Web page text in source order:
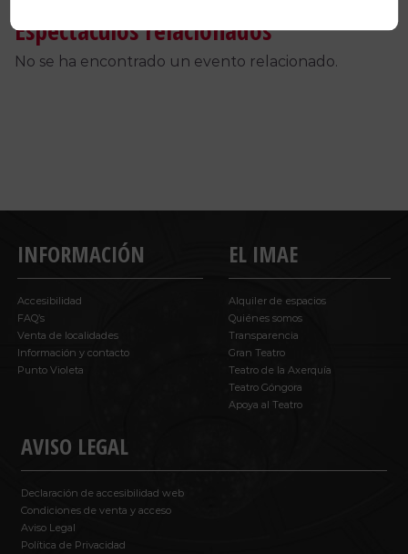
Espectáculos relacionados
No se ha encontrado un evento relacionado.
INFORMACIÓN
Accesibilidad
FAQ’s
Venta de localidades
Información y contacto
Punto Violeta
AVISO LEGAL
Declaración de accesibilidad web
Condiciones de venta y acceso
Aviso Legal
Política de Privacidad
EL IMAE
Alquiler de espacios
Quiénes somos
Transparencia
Gran Teatro
Teatro de la Axerquía
Teatro Góngora
Apoya al Teatro